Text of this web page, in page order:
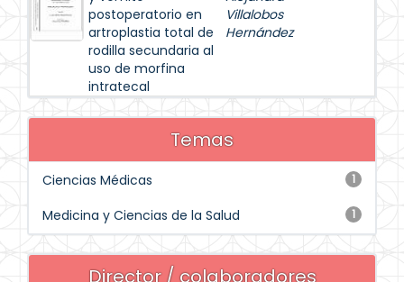
postoperatorio en
artroplastia total de
rodilla secundaria al
uso de morfina
intratecal
Villalobos
Hernández
Temas
1
Ciencias Médicas
1
Medicina y Ciencias de la Salud
Director / colaboradores